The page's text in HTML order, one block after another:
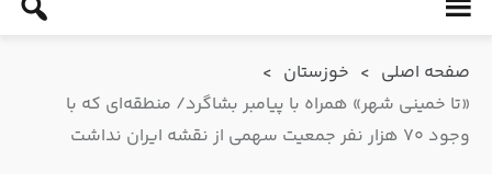
صفحه اصلی > خوزستان >
«تا خمینی شهر» همراه با پیامبر بشاگرد/ منطقه‌ای که با
وجود ۷۰ هزار نفر جمعیت سهمی از نقشه ایران نداشت